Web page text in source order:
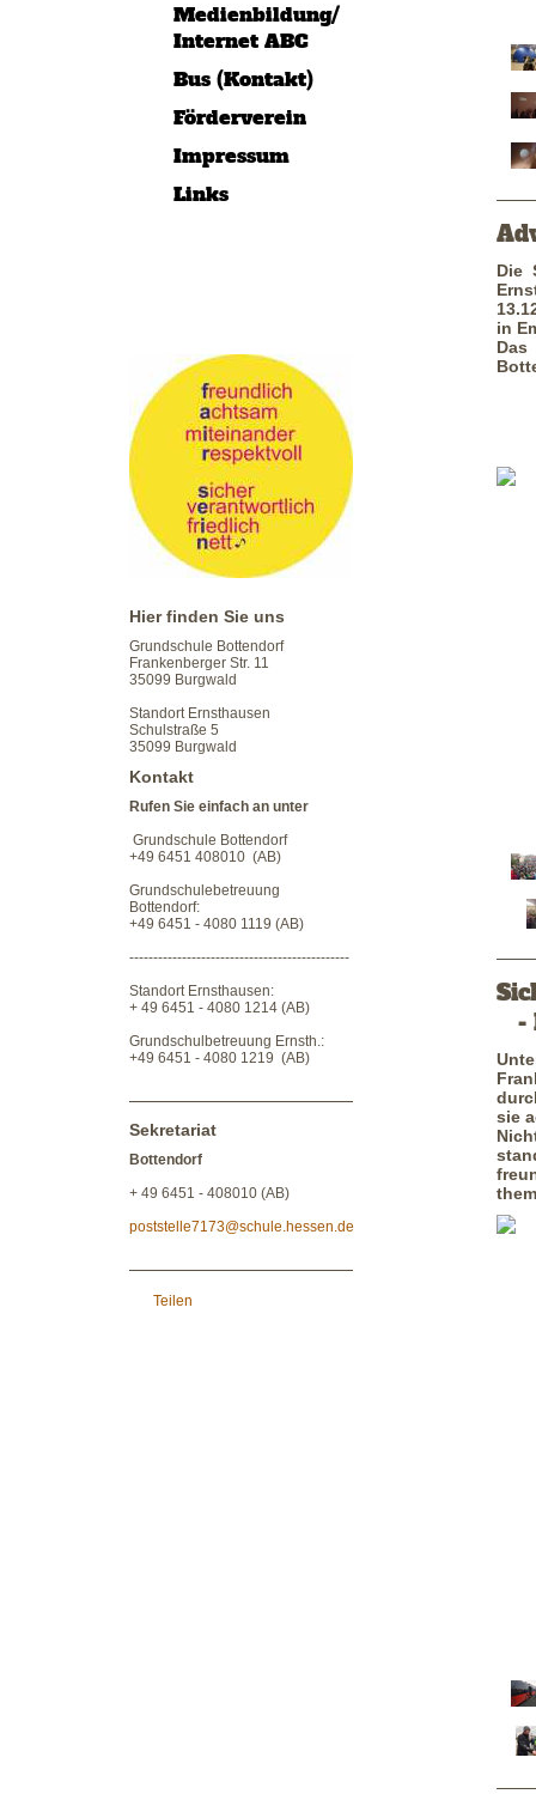
Medienbildung/
Internet ABC
Bus (Kontakt)
Förderverein
Impressum
Links
Hier finden Sie uns
Grundschule Bottendorf
Frankenberger Str. 11
35099 Burgwald
Standort Ernsthausen
Schulstraße 5
35099 Burgwald
Kontakt
Rufen Sie einfach an unter
Grundschule Bottendorf
+49 6451 408010 (AB)
Grundschulebetreuung
Bottendorf:
+49 6451 - 4080 1119 (AB)
----------------------------------------------
Standort Ernsthausen:
+ 49 6451 - 4080 1214 (AB)
Grundschulbetreuung Ernsth.:
+49 6451 - 4080 1219 (AB)
Sekretariat
Bottendorf
+ 49 6451 - 408010 (AB)
poststelle7173@schule.hessen.de
Teilen
Die
in
-
sie